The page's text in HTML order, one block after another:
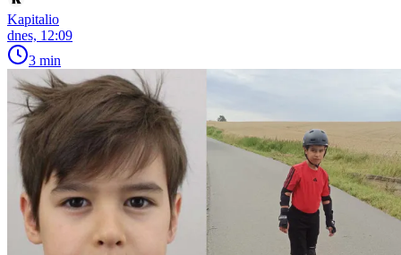
Kapitalio
dnes, 12:09
3 min